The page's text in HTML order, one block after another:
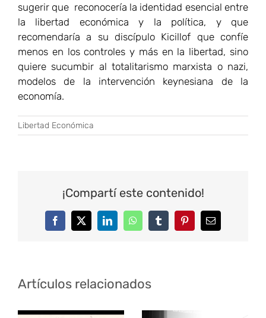
sugerir que reconocería la identidad esencial entre
la libertad económica y la política, y que
recomendaría a su discípulo Kicillof que confíe
menos en los controles y más en la libertad, sino
quiere sucumbir al totalitarismo marxista o nazi,
modelos de la intervención keynesiana de la
economía.
Libertad Económica
¡Compartí este contenido!
FacebookTwitterLinkedInWhatsAppTumblrPinterestCorreo
Artículos relacionados